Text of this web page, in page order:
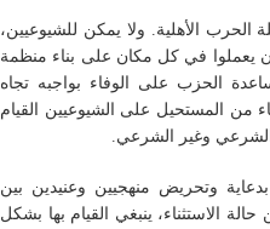
الحرب الأهلية. ولا يمكن للشيوعيين،
يعملوا في كل مكان على بناء منظمة
الحزب على الوفاء بواجبه تجاه
من المستحيل على الشيوعيين القيام
وغير الشرعي.
وتحريض منهجيين وعنيدين بين
الاستثناء، ينبغي القيام بها بشكل